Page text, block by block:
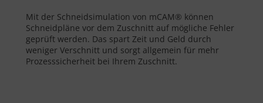
Mit der Schneidsimulation von mCAM® können
Schneidpläne vor dem Zuschnitt auf mögliche Fehler
geprüft werden. Das spart Zeit und Geld durch
weniger Verschnitt und sorgt allgemein für mehr
Prozesssicherheit bei Ihrem Zuschnitt.